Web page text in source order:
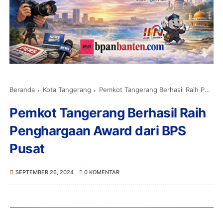
Beranda Kota Tangerang Pemkot Tangerang Berhasil Raih Penghargaan Award dari BPS Pusat
Pemkot Tangerang Berhasil Raih
Penghargaan Award dari BPS
Pusat
SEPTEMBER 26, 2024 0 KOMENTAR